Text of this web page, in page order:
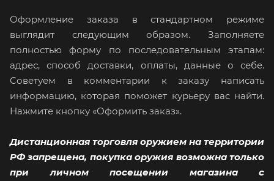
Оформление заказа в стандартном режиме
выглядит следующим образом. Заполняете
полностью форму по последовательным этапам:
адрес, способ доставки, оплаты, данные о себе.
Советуем в комментарии к заказу написать
информацию, которая поможет курьеру вас найти.
Нажмите кнопку «Оформить заказ».
Дистанционная торговля оружием на территории
РФ запрещена, покупка оружия возможна только
при личном посещении магазина с